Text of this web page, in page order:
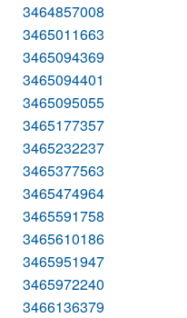
3464857008
3465011663
3465094369
3465094401
3465095055
3465177357
3465232237
3465377563
3465474964
3465591758
3465610186
3465951947
3465972240
3466136379